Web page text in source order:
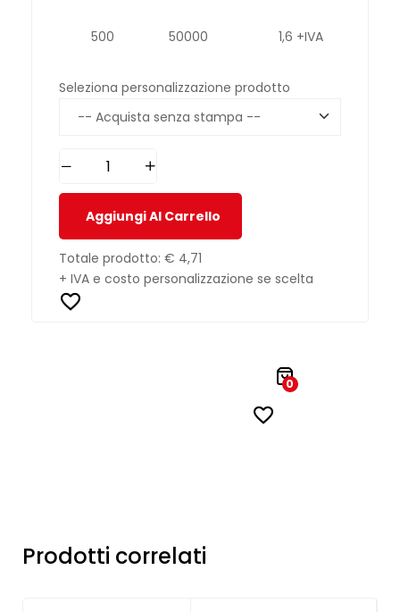
500 50000 1,6 +IVA
Seleziona personalizzazione prodotto
Aggiungi Al Carrello
Totale prodotto: € 4,71
+ IVA e costo personalizzazione se scelta
0
Prodotti correlati